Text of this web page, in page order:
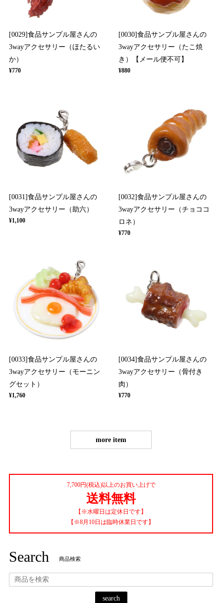
[0029]食品サンプル屋さんの
3wayアクセサリー（ほたるい
か）
¥770
[0030]食品サンプル屋さんの
3wayアクセサリー（たこ焼
き）【メール便不可】
¥880
[0031]食品サンプル屋さんの
3wayアクセサリー（助六）
¥1,100
[0032]食品サンプル屋さんの
3wayアクセサリー（チョココ
ロネ）
¥770
[0033]食品サンプル屋さんの
3wayアクセサリー（モーニン
グセット）
¥1,760
[0034]食品サンプル屋さんの
3wayアクセサリー（骨付き
肉）
¥770
more item
7,700円(税込)以上のお買い上げで
送料無料
【※水曜日は定休日です】
【※8月10日は臨時休業日です】
Search 商品検索
search